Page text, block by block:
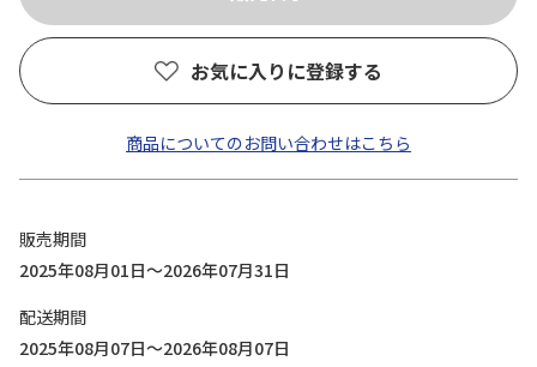
お気に入りに登録する
商品についてのお問い合わせはこちら
販売期間
2025年08月01日～2026年07月31日
配送期間
2025年08月07日～2026年08月07日